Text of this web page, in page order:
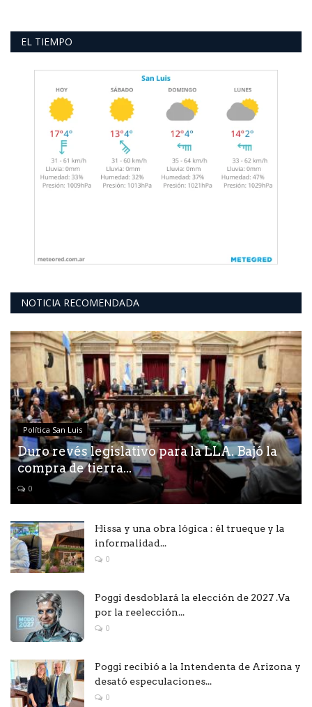
EL TIEMPO
NOTICIA RECOMENDADA
Política San Luis
Duro revés legislativo para la LLA. Bajó la
compra de tierra...
0
Hissa y una obra lógica : él trueque y la
informalidad...
0
Poggi desdoblará la elección de 2027 .Va
por la reelección...
0
Poggi recibió a la Intendenta de Arizona y
desató especulaciones...
0